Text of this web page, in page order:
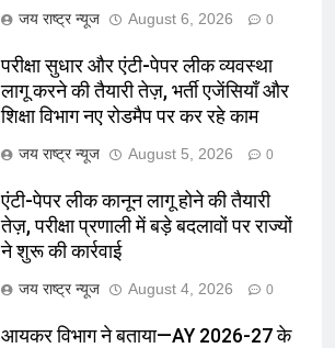
जय राष्ट्र न्यूज August 6, 2026 0
परीक्षा सुधार और एंटी-पेपर लीक व्यवस्था
लागू करने की तैयारी तेज़, भर्ती एजेंसियाँ और
शिक्षा विभाग नए रोडमैप पर कर रहे काम
जय राष्ट्र न्यूज August 5, 2026 0
एंटी-पेपर लीक कानून लागू होने की तैयारी
तेज़, परीक्षा प्रणाली में बड़े बदलावों पर राज्यों
ने शुरू की कार्रवाई
जय राष्ट्र न्यूज August 4, 2026 0
आयकर विभाग ने बताया—AY 2026-27 के